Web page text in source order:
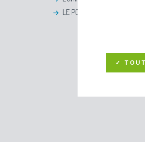
LE PORT DU MASQUE
✓